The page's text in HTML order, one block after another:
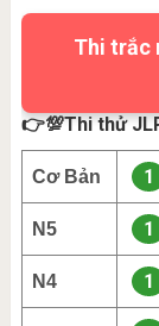
Thi trắc
👉💯Thi thử
Cơ Bản 1
N5 1
N4 1